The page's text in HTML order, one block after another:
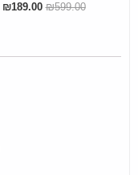
₪599.00
₪189.00